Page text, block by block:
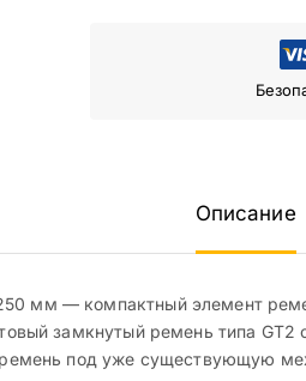
Описание
мм — компактный элемент
замкнутый ремень типа
под уже существующую